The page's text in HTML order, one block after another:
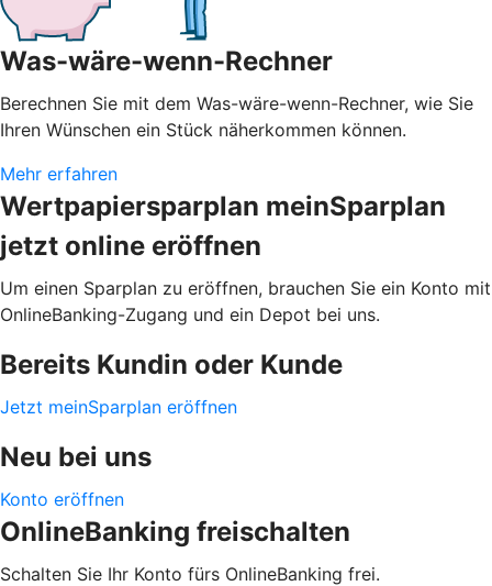
Was-wäre-wenn-Rechner
Berechnen Sie mit dem Was-wäre-wenn-Rechner, wie Sie
Ihren Wünschen ein Stück näherkommen können.
Mehr erfahren
Wertpapiersparplan meinSparplan
jetzt online eröffnen
Um einen Sparplan zu eröffnen, brauchen Sie ein Konto mit
OnlineBanking-Zugang und ein Depot bei uns.
Bereits Kundin oder Kunde
Jetzt meinSparplan eröffnen
Neu bei uns
Konto eröffnen
OnlineBanking freischalten
Schalten Sie Ihr Konto fürs OnlineBanking frei.